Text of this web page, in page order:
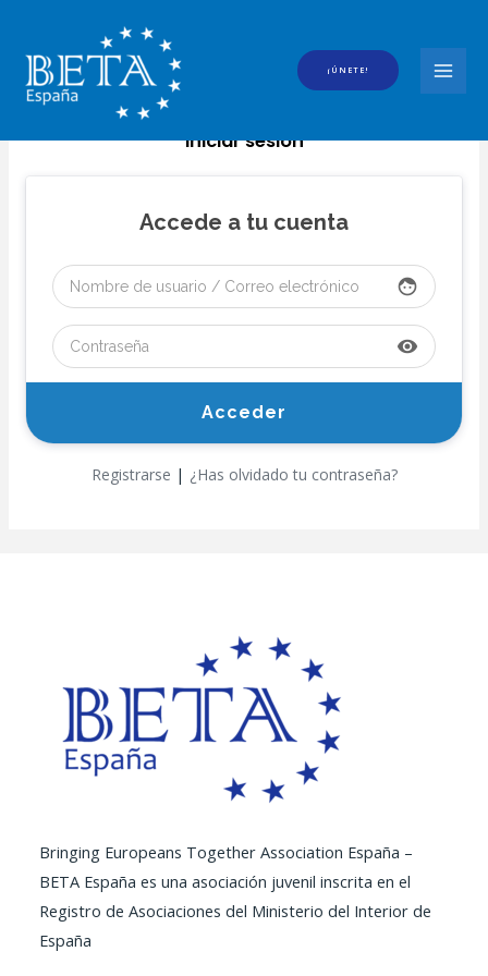
contenido
¡ÚNETE!
Iniciar sesión
Accede a tu cuenta
face
visibility
Registrarse | ¿Has olvidado tu contraseña?
Bringing Europeans Together Association España –
BETA España es una asociación juvenil inscrita en el
Registro de Asociaciones del Ministerio del Interior de
España